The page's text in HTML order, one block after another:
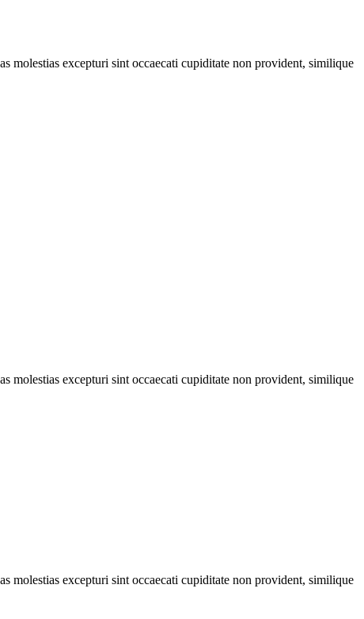
molestias excepturi sint occaecati cupiditate non provident, similique
molestias excepturi sint occaecati cupiditate non provident, similique
molestias excepturi sint occaecati cupiditate non provident, similique